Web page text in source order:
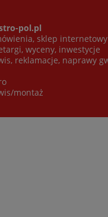
pol.pl
sklep internetowy
wyceny, inwestycje
reklamacje, naprawy
montaż